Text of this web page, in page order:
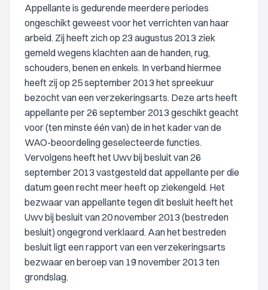
Appellante is gedurende meerdere periodes
ongeschikt geweest voor het verrichten van haar
arbeid. Zij heeft zich op 23 augustus 2013 ziek
gemeld wegens klachten aan de handen, rug,
schouders, benen en enkels. In verband hiermee
heeft zij op 25 september 2013 het spreekuur
bezocht van een verzekeringsarts. Deze arts heeft
appellante per 26 september 2013 geschikt geacht
voor (ten minste één van) de in het kader van de
WAO-beoordeling geselecteerde functies.
Vervolgens heeft het Uwv bij besluit van 26
september 2013 vastgesteld dat appellante per die
datum geen recht meer heeft op ziekengeld. Het
bezwaar van appellante tegen dit besluit heeft het
Uwv bij besluit van 20 november 2013 (bestreden
besluit) ongegrond verklaard. Aan het bestreden
besluit ligt een rapport van een verzekeringsarts
bezwaar en beroep van 19 november 2013 ten
grondslag.